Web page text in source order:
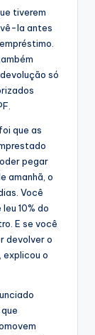
tiverem
la antes
só
que as
pegar
amanhã, o
Você
10% do
E se você
devolver o
explicou o